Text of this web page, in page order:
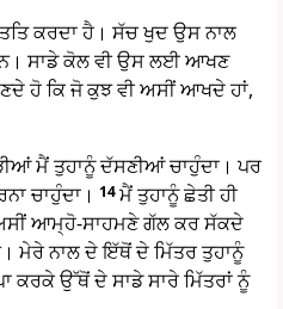
ਕਰਦਾ ਹੈ। ਸੱਚ ਖੁਦ ਉਸ ਨਾਲ
ਸਾਡੇ ਕੋਲ ਵੀ ਉਸ ਲਈ ਆਖਣ
ਹੋ ਕਿ ਜੋ ਕੁਝ ਵੀ ਅਸੀਂ ਆਖਦੇ ਹਾਂ,
ਮੈਂ ਤੁਹਾਨੂੰ ਦੱਸਣੀਆਂ ਚਾਹੁੰਦਾ। ਪਰ
ਚਾਹੁੰਦਾ। 14ਮੈਂ ਤੁਹਾਨੂੰ ਛੇਤੀ ਹੀ
ਆਮ੍ਹੋ-ਸਾਹਮਣੇ ਗੱਲ ਕਰ ਸੱਕਦੇ
ਮੇਰੇ ਨਾਲ ਦੇ ਇੱਥੋਂ ਦੇ ਮਿੱਤਰ ਤੁਹਾਨੂੰ
ਕਰਕੇ ਉੱਥੋਂ ਦੇ ਸਾਡੇ ਸਾਰੇ ਮਿੱਤਰਾਂ ਨੂੰ